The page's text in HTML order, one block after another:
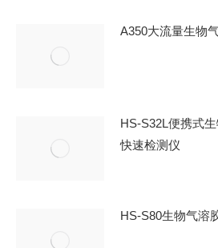
A350大流量生物
HS-S32L便携式
快速检测仪
HS-S80生物气溶